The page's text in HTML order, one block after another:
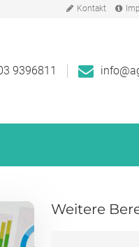
Kontakt
9396811
Weitere